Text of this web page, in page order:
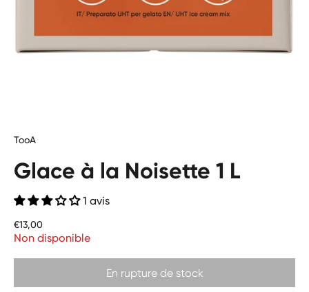
TooA
Glace à la Noisette 1 L
1 avis
Prix
€13,00
Non disponible
En rupture de stock